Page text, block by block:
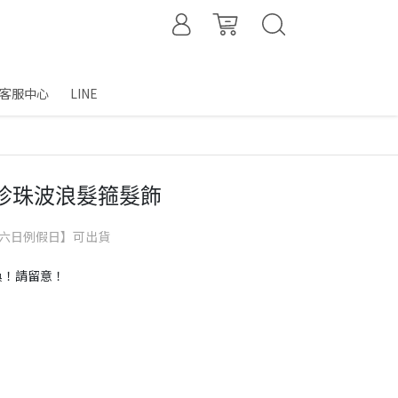
客服中心 LINE
珠波浪髮箍髮飾
日例假日】可出貨
請留意！